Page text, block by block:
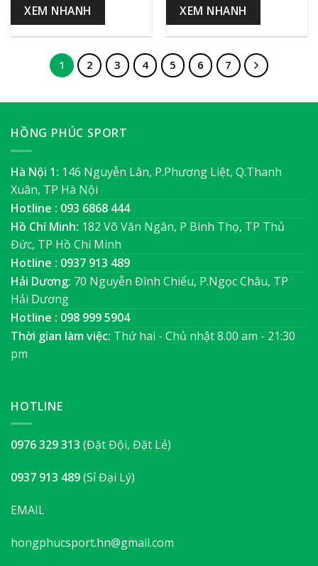
XEM NHANH XEM NHANH
1 2 3 4 5 6 7
HỒNG PHÚC SPORT
Hà Nội 1: 146 Nguyễn Lân, P.Phương Liệt, Q.Thanh
Xuân, TP Hà Nội
Hotline : 093 6868 444
Hồ Chí Minh: 182 Võ Văn Ngân, P Bình Thọ, TP Thủ
Đức, TP Hồ Chí Minh
Hotline : 0937 913 489
Hải Dương: 70 Nguyễn Đình Chiểu, P.Ngọc Châu, TP
Hải Dương
Hotline : 098 999 5904
Thời gian làm việc: Thứ hai - Chủ nhật 8.00 am - 21:30
pm
HOTLINE
0976 329 313 (Đặt Đội, Đặt Lẻ)
0937 913 489(Sỉ Đại Lý)
EMAIL
hongphucsport.hn@gmail.com